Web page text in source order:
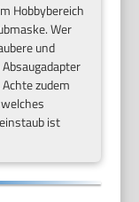
Hobbybereich
Wer
und
zudem
ist